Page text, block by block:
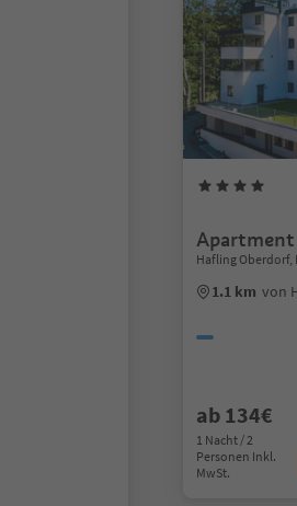
Hafling Oberdorf,
1.1 km von
ab 134€
1 Nacht / 2
Personen Inkl.
MwSt.